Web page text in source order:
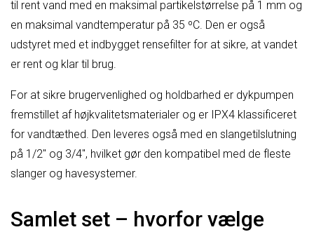
til rent vand med en maksimal partikelstørrelse på 1 mm og
en maksimal vandtemperatur på 35 ºC. Den er også
udstyret med et indbygget rensefilter for at sikre, at vandet
er rent og klar til brug.
For at sikre brugervenlighed og holdbarhed er dykpumpen
fremstillet af højkvalitetsmaterialer og er IPX4 klassificeret
for vandtæthed. Den leveres også med en slangetilslutning
på 1/2″ og 3/4″, hvilket gør den kompatibel med de fleste
slanger og havesystemer.
Samlet set – hvorfor vælge